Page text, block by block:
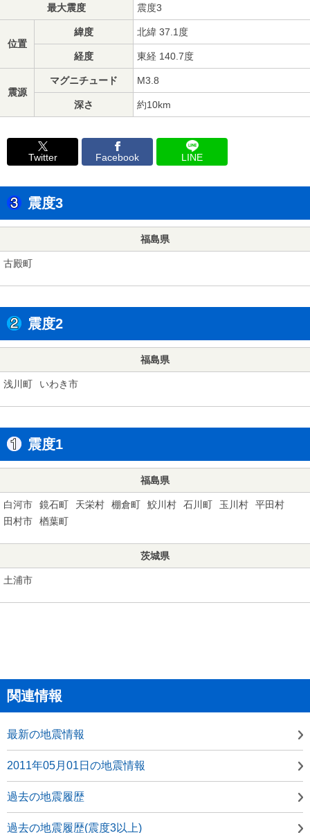
最大震度 震度3
位置
緯度 北緯 37.1度
経度 東経 140.7度
震源
マグニチュード M3.8
深さ 約10km
Twitter Facebook LINE
震度3
福島県
古殿町
震度2
福島県
浅川町 いわき市
震度1
福島県
白河市 鏡石町 天栄村 棚倉町 鮫川村 石川町 玉川村
平田村
田村市
楢葉町
茨城県
土浦市
関連情報
最新の地震情報
2011年05月01日の地震情報
過去の地震履歴
過去の地震履歴(震度3以上)